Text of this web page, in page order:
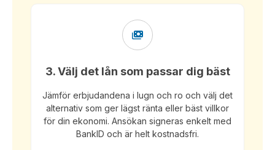
3. Välj det lån som passar dig bäst
Jämför erbjudandena i lugn och ro och välj det
alternativ som ger lägst ränta eller bäst villkor
för din ekonomi. Ansökan signeras enkelt med
BankID och är helt kostnadsfri.